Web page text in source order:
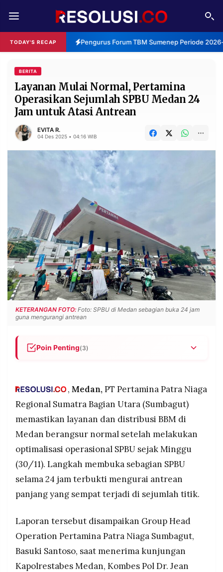
TODAY'S RECAP Pengurus Forum TBM Sumenep Periode
REDAKSI TENTANG
RESOLUSI IKLAN
RUBRIKASI
EDITORIAL AKSARA
FINANSIA PERSONA
DAERAH NASIONAL
SPORT
INFORMASI
PRIVACY
POLICY
BERITA
WARGA
INFORMASI
IKLAN
KIRIM
TULISAN
PENGADUAN TERM
OF
SERVICE
©
PT.
RESOLUSI
MEDIA
©
2026
PT.
RESOLUSI
MEDIA
BERITA
Layanan Mulai Normal, Pertamina
Operasikan Sejumlah SPBU Medan 24
Jam untuk Atasi Antrean
EVITA R.
04 Des 2025 • 04:16 WIB
KETERANGAN FOTO: Foto: SPBU di Medan sebagian buka 24 jam
guna mengurangi antrean
Poin Penting(3)
hasilnya antrean berkurang hingga 80% dengan
SPBU untuk membantu pengaturan antrean, alur
kendaraan, serta menindak oknum pembeli BBM
jeriken yang menjual kembali dengan harga
Pertamina Patra Niaga Sumbagut terus
memperkuat koordinasi dan pola distribusi,
dengan 50% SPBU kini beroperasi 24 jam demi
, Medan,PT Pertamina Patra Niaga
Regional Sumatra Bagian Utara (Sumbagut)
memastikan layanan dan distribusi BBM di
Medan berangsur normal setelah melakukan
optimalisasi operasional SPBU sejak Minggu
(30/11). Langkah membuka sebagian SPBU
selama 24 jam terbukti mengurai antrean
panjang yang sempat terjadi di sejumlah titik.
Laporan tersebut disampaikan Group Head
Operation Pertamina Patra Niaga Sumbagut,
Basuki Santoso, saat menerima kunjungan
Kapolrestabes Medan, Kombes Pol Dr. Jean